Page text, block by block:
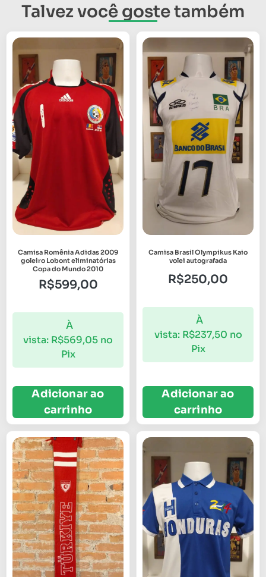
Talvez você goste também
Camisa Romênia Adidas 2009
goleiro Lobont eliminatórias
Copa do Mundo 2010
R$599,00
À
vista: R$569,05 no
Pix
Adicionar ao
carrinho
Camisa Brasil Olympikus Kaio
volei autografada
R$250,00
À
vista: R$237,50 no
Pix
Adicionar ao
carrinho